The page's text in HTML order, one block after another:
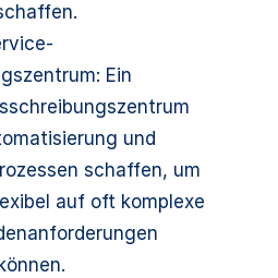
Ein
und
schaffen, um
auf oft komplexe